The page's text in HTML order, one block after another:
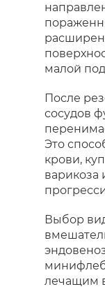
малой
После
сосудов
Это
крови,
Выбор
лечащим